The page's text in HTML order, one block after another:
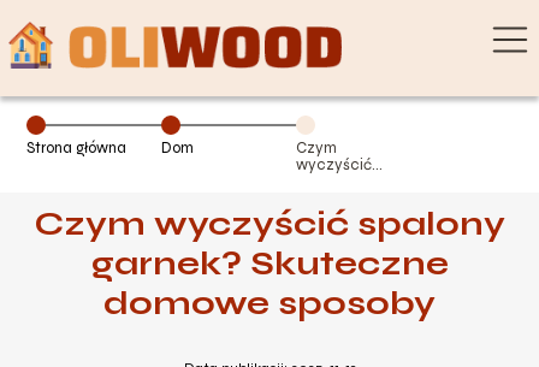
Strona główna Dom
Czym
wyczyścić
domowe
sposoby
Czym wyczyścić spalony
garnek? Skuteczne
domowe sposoby